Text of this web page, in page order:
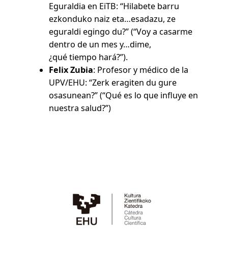
Eguraldia en EiTB: “Hilabete barru
ezkonduko naiz eta…esadazu, ze
eguraldi egingo du?” (“Voy a casarme
dentro de un mes y…dime,
¿qué tiempo hará?”).
Felix Zubia: Profesor y médico de la
UPV/EHU: “Zerk eragiten du gure
osasunean?” (“Qué es lo que influye en
nuestra salud?”)